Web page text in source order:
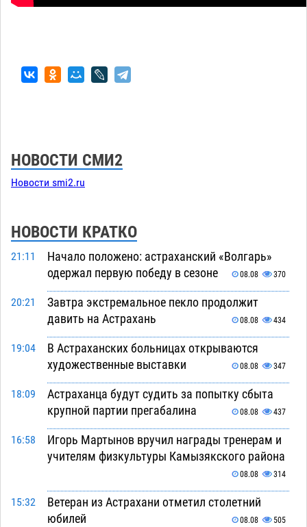
НОВОСТИ СМИ2
Новости smi2.ru
НОВОСТИ КРАТКО
21:11
Начало положено: астраханский «Волгарь»
одержал первую победу в сезоне
08.08 370
20:21
Завтра экстремальное пекло продолжит
давить на Астрахань
08.08 434
19:04
В Астраханских больницах открываются
художественные выставки
08.08 347
18:09
Астраханца будут судить за попытку сбыта
крупной партии прегабалина
08.08 437
16:58
Игорь Мартынов вручил награды тренерам и
учителям физкультуры Камызякского района
08.08 314
15:32
Ветеран из Астрахани отметил столетний
юбилей
08.08 505